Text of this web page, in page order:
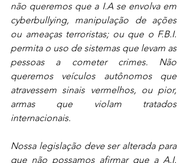
não queremos que a I.A se envolva em
cyberbullying, manipulação de ações
ou ameaças terroristas; ou que o F.B.I.
permita o uso de sistemas que levam as
pessoas a cometer crimes. Não
queremos veículos autônomos que
atravessem sinais vermelhos, ou pior,
armas que violam tratados
internacionais.
Nossa legislação deve ser alterada para
que não possamos afirmar que a A.I.